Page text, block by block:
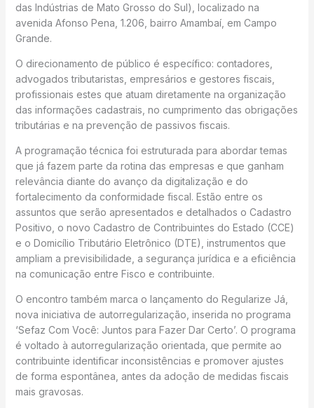
das Indústrias de Mato Grosso do Sul), localizado na
avenida Afonso Pena, 1.206, bairro Amambaí, em Campo
Grande.
O direcionamento de público é específico: contadores,
advogados tributaristas, empresários e gestores fiscais,
profissionais estes que atuam diretamente na organização
das informações cadastrais, no cumprimento das obrigações
tributárias e na prevenção de passivos fiscais.
A programação técnica foi estruturada para abordar temas
que já fazem parte da rotina das empresas e que ganham
relevância diante do avanço da digitalização e do
fortalecimento da conformidade fiscal. Estão entre os
assuntos que serão apresentados e detalhados o Cadastro
Positivo, o novo Cadastro de Contribuintes do Estado (CCE)
e o Domicílio Tributário Eletrônico (DTE), instrumentos que
ampliam a previsibilidade, a segurança jurídica e a eficiência
na comunicação entre Fisco e contribuinte.
O encontro também marca o lançamento do Regularize Já,
nova iniciativa de autorregularização, inserida no programa
‘Sefaz Com Você: Juntos para Fazer Dar Certo’. O programa
é voltado à autorregularização orientada, que permite ao
contribuinte identificar inconsistências e promover ajustes
de forma espontânea, antes da adoção de medidas fiscais
mais gravosas.